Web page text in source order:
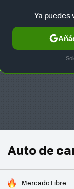
SELECCIÓN
Auto de
HOY SE HABLA DE
Mercado Libre
Ya puedes